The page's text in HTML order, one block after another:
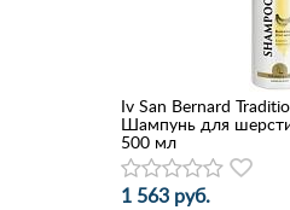
Iv San Bernard
Шампунь для
500 мл
1 563 руб.